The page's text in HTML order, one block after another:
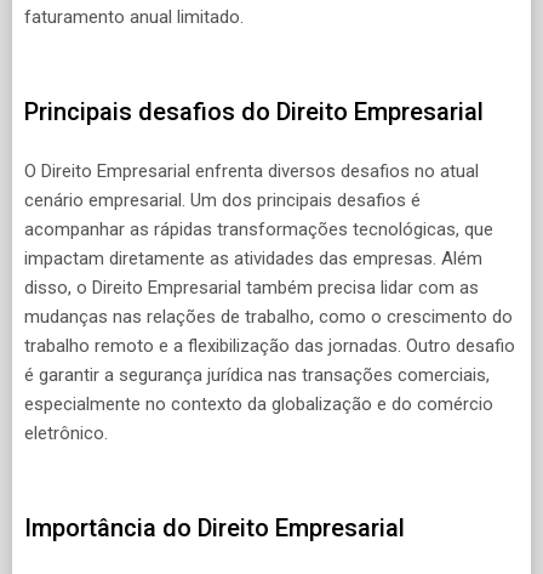
faturamento anual limitado.
Principais desafios do Direito Empresarial
O Direito Empresarial enfrenta diversos desafios no atual
cenário empresarial. Um dos principais desafios é
acompanhar as rápidas transformações tecnológicas, que
impactam diretamente as atividades das empresas. Além
disso, o Direito Empresarial também precisa lidar com as
mudanças nas relações de trabalho, como o crescimento do
trabalho remoto e a flexibilização das jornadas. Outro desafio
é garantir a segurança jurídica nas transações comerciais,
especialmente no contexto da globalização e do comércio
eletrônico.
Importância do Direito Empresarial